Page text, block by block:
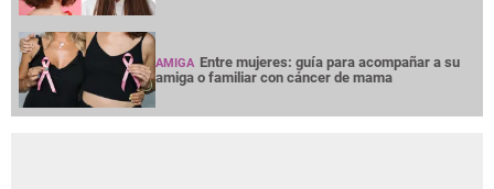
AMIGA Entre mujeres: guía para acompañar a su
amiga o familiar con cáncer de mama